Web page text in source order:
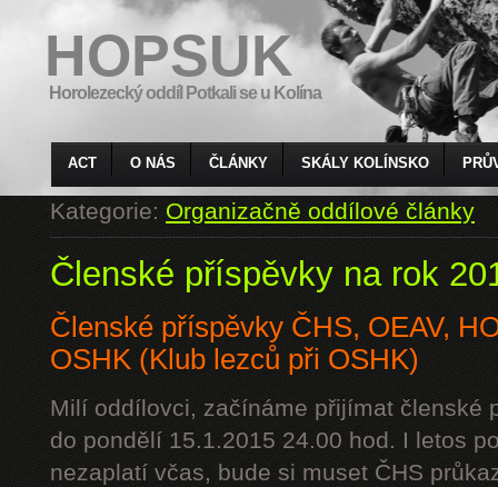
HOPSUK
Horolezecký oddíl Potkali se u Kolína
ACT O NÁS ČLÁNKY SKÁLY KOLÍNSKO
Kategorie:Organizačně oddílové články
Členské příspěvky na rok
Členské příspěvky ČHS, OEAV,
OSHK (Klub lezců při OSHK)
Milí oddílovci, začínáme přijímat členské
do pondělí 15.1.2015 24.00 hod. I letos
nezaplatí včas, bude si muset ČHS